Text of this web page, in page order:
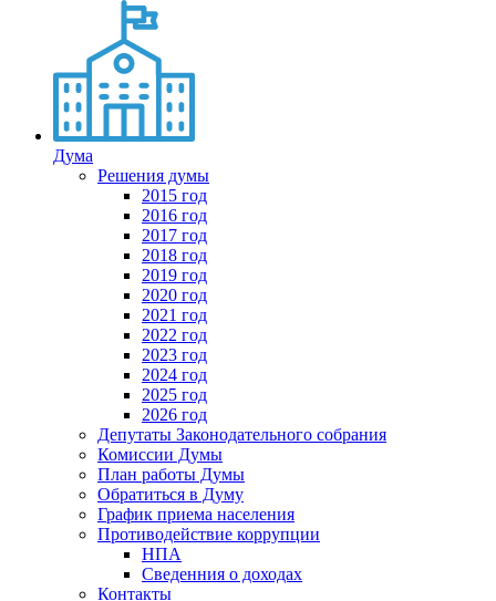
Дума
Решения думы
2015 год
2016 год
2017 год
2018 год
2019 год
2020 год
2021 год
2022 год
2023 год
2024 год
2025 год
2026 год
Депутаты Законодательного собрания
Комиссии Думы
План работы Думы
Обратиться в Думу
График приема населения
Противодействие коррупции
НПА
Сведенния о доходах
Контакты